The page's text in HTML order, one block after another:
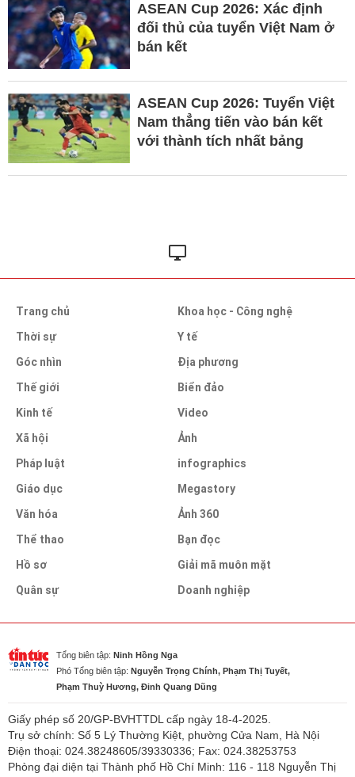
ASEAN Cup 2026: Xác định
đối thủ của tuyển Việt Nam ở
bán kết
ASEAN Cup 2026: Tuyển Việt
Nam thẳng tiến vào bán kết
với thành tích nhất bảng
Trang chủ
Thời sự
Góc nhìn
Thế giới
Kinh tế
Xã hội
Pháp luật
Giáo dục
Văn hóa
Thể thao
Hồ sơ
Quân sự
Khoa học - Công nghệ
Y tế
Địa phương
Biển đảo
Video
Ảnh
infographics
Megastory
Ảnh 360
Bạn đọc
Giải mã muôn mặt
Doanh nghiệp
Tổng biên tập: Ninh Hồng Nga
Phó Tổng biên tập: Nguyễn Trọng Chính, Phạm Thị Tuyết,
Phạm Thuỳ Hương, Đinh Quang Dũng
Giấy phép số 20/GP-BVHTTDL cấp ngày 18-4-2025.
Trụ sở chính: Số 5 Lý Thường Kiệt, phường Cửa Nam, Hà Nội
Điện thoại: 024.38248605/39330336; Fax: 024.38253753
Phòng đại diện tại Thành phố Hồ Chí Minh: 116 - 118 Nguyễn Thị